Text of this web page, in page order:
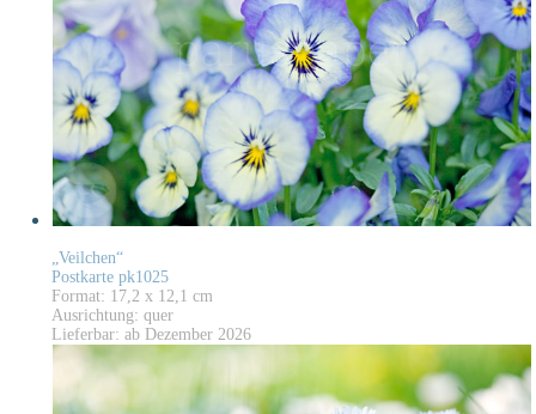
„Veilchen“
Postkarte pk1025
Format: 17,2 x 12,1 cm
Ausrichtung: quer
Lieferbar: ab Dezember 2026